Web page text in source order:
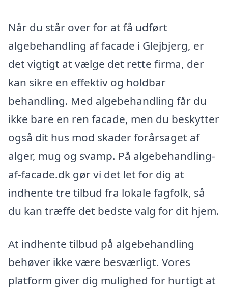
Når du står over for at få udført
algebehandling af facade i Glejbjerg, er
det vigtigt at vælge det rette firma, der
kan sikre en effektiv og holdbar
behandling. Med algebehandling får du
ikke bare en ren facade, men du beskytter
også dit hus mod skader forårsaget af
alger, mug og svamp. På algebehandling-
af-facade.dk gør vi det let for dig at
indhente tre tilbud fra lokale fagfolk, så
du kan træffe det bedste valg for dit hjem.
At indhente tilbud på algebehandling
behøver ikke være besværligt. Vores
platform giver dig mulighed for hurtigt at